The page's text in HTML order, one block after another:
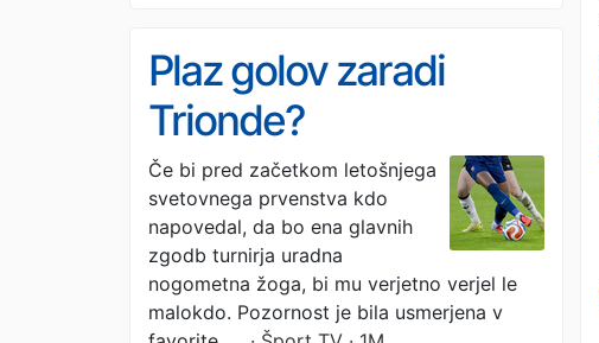
Plaz golov zaradi
Trionde?
Če bi pred začetkom letošnjega
svetovnega prvenstva kdo
napovedal, da bo ena glavnih
zgodb turnirja uradna
nogometna žoga, bi mu verjetno verjel le
malokdo. Pozornost je bila usmerjena v